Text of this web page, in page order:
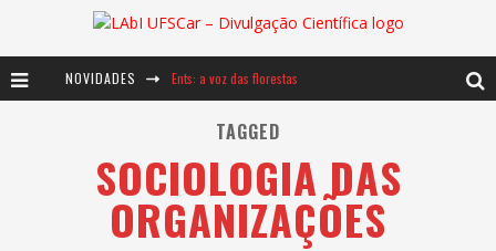
NOVIDADES Ents: a voz das florestas
Notáveis: Bertha Lutz
Baú de Histórias - A jamais imaginada aventura com os moinhos de vento
TAGGED
SOCIOLOGIA DAS
ORGANIZAÇÕES